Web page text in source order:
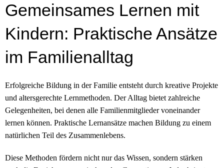
Gemeinsames Lernen mit
Kindern: Praktische Ansätze
im Familienalltag
Erfolgreiche Bildung in der Familie entsteht durch kreative Projekte
und altersgerechte Lernmethoden. Der Alltag bietet zahlreiche
Gelegenheiten, bei denen alle Familienmitglieder voneinander
lernen können. Praktische Lernansätze machen Bildung zu einem
natürlichen Teil des Zusammenlebens.
Diese Methoden fördern nicht nur das Wissen, sondern stärken